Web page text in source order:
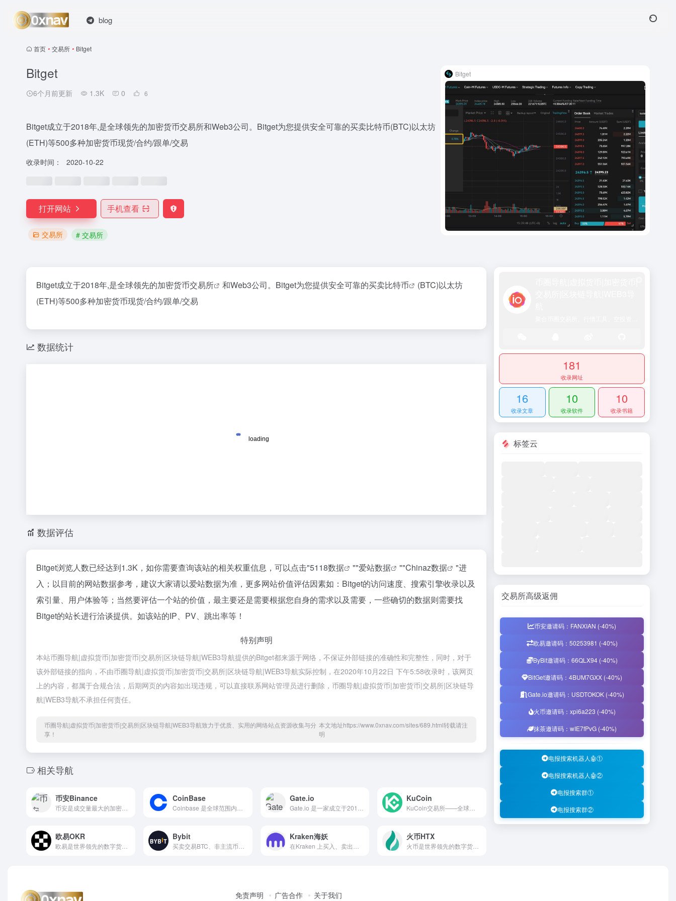
blog
首页 • 交易所 • Bitget
Bitget
6个月前更新 1.3K 0 6
Bitget成立于2018年,是全球领先的加密货币交易所和Web3公司。Bitget为您提供安全可靠的买卖比特币(BTC)以太坊
(ETH)等500多种加密货币现货/合约/跟单/交易
收录时间： 2020-10-22
打开网站 手机查看
交易所 # 交易所
Bitget
Bitget成立于2018年,是全球领先的加密货币交易所 和Web3公司。Bitget为您提供安全可靠的买卖比特币
(BTC)以太坊
(ETH)等500多种加密货币现货/合约/跟单/交易
数据统计
数据评估
Bitget浏览人数已经达到1.3K，如你需要查询该站的相关权重信息，可以点击"5118数据 ""爱站数据 ""Chinaz数据
"进
入；以目前的网站数据参考，建议大家请以爱站数据为准，更多网站价值评估因素如：Bitget的访问速度、搜索引擎收录以及
索引量、用户体验等；当然要评估一个站的价值，最主要还是需要根据您自身的需求以及需要，一些确切的数据则需要找
Bitget的站长进行洽谈提供。如该站的IP、PV、跳出率等！
特别声明
本站币圈导航|虚拟货币|加密货币|交易所|区块链导航|WEB3导航提供的Bitget都来源于网络，不保证外部链接的准确性和完整性，同时，对于
该外部链接的指向，不由币圈导航|虚拟货币|加密货币|交易所|区块链导航|WEB3导航实际控制，在2020年10月22日 下午5:58收录时，该网页
上的内容，都属于合规合法，后期网页的内容如出现违规，可以直接联系网站管理员进行删除，币圈导航|虚拟货币|加密货币|交易所|区块链导
航|WEB3导航不承担任何责任。
币圈导航|虚拟货币|加密货币|交易所|区块链导航|WEB3导航致力于优质、实用的网络站点资源收集与分
享！
本文地址https://www.0xnav.com/sites/689.html转载请注
明
相关导航
币安Binance CoinBase Gate.io KuCoin
欧易OKR Bybit Kraken海妖 火币HTX
181
收录网址
16
收录文章
10
收录软件
10
收录书籍
标签云
交易所高级返佣
币安邀请码：FANXIAN (-40%)
欧易邀请码：50253981 (-40%)
ByBit邀请码：66QLX94 (-40%)
BitGet邀请码：4BUM7GXX (-40%)
Gate.io邀请码：USDTOKOK (-40%)
火币邀请码：xpi6a223 (-40%)
抹茶邀请码：wIE7fPvG (-40%)
电报搜索机器人🤖①
电报搜索机器人🤖②
电报搜索群①
电报搜索群②
免责声明 广告合作 关于我们